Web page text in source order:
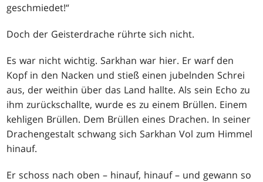
geschmiedet!“
Doch der Geisterdrache rührte sich nicht.
Es war nicht wichtig. Sarkhan war hier. Er warf den
Kopf in den Nacken und stieß einen jubelnden Schrei
aus, der weithin über das Land hallte. Als sein Echo zu
ihm zurückschallte, wurde es zu einem Brüllen. Einem
kehligen Brüllen. Dem Brüllen eines Drachen. In seiner
Drachengestalt schwang sich Sarkhan Vol zum Himmel
hinauf.
Er schoss nach oben – hinauf, hinauf – und gewann so